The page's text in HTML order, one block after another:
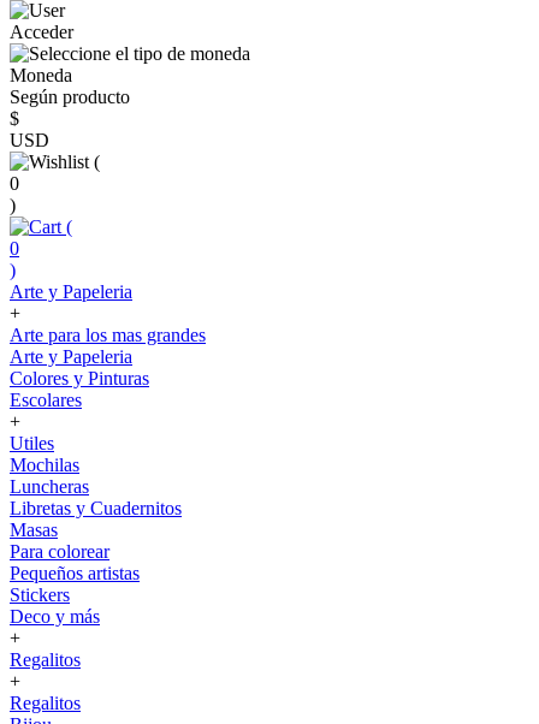
Acceder
Moneda
Según producto
$
USD
(
0
)
(
0
)
Arte y Papeleria
+
Arte para los mas grandes
Arte y Papeleria
Colores y Pinturas
Escolares
+
Utiles
Mochilas
Luncheras
Libretas y Cuadernitos
Masas
Para colorear
Pequeños artistas
Stickers
Deco y más
+
Regalitos
+
Regalitos